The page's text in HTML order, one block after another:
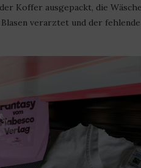
Koffer ausgepackt, die
verarztet und der